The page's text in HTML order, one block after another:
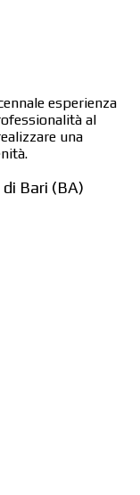
esperienza
al
una
Bari (BA)